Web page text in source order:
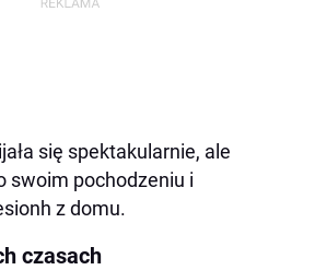
się spektakularnie, ale
swoim pochodzeniu i
z domu.
czasach